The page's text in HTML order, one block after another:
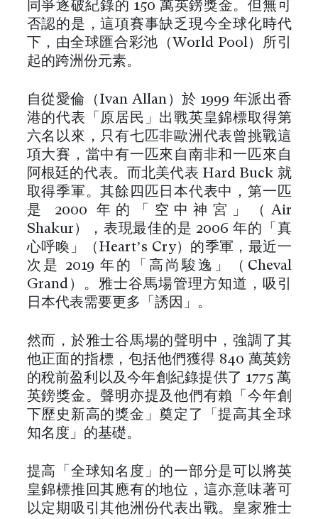
同爭逐破紀錄的 150 萬英鎊獎金。但無可
否認的是，這項賽事缺乏現今全球化時代
下，由全球匯合彩池（World Pool）所引
起的跨洲份元素。
自從愛倫（Ivan Allan）於 1999 年派出香
港的代表「原居民」出戰英皇錦標取得第
六名以來，只有七匹非歐洲代表曾挑戰這
項大賽，當中有一匹來自南非和一匹來自
阿根廷的代表。而北美代表 Hard Buck 就
取得季軍。其餘四匹日本代表中，第一匹
是 2000 年的「空中神宮」（Air
Shakur），表現最佳的是 2006 年的「真
心呼喚」（Heart’s Cry）的季軍，最近一
次是 2019 年的「高尚駿逸」（Cheval
Grand）。雅士谷馬場管理方知道，吸引
日本代表需要更多「誘因」。
然而，於雅士谷馬場的聲明中，強調了其
他正面的指標，包括他們獲得 840 萬英鎊
的稅前盈利以及今年創紀錄提供了 1775 萬
英鎊獎金。聲明亦提及他們有賴「今年創
下歷史新高的獎金」奠定了「提高其全球
知名度」的基礎。
提高「全球知名度」的一部分是可以將英
皇錦標推回其應有的地位，這亦意味著可
以定期吸引其他洲份代表出戰。皇家雅士